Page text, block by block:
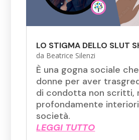
LO STIGMA DELLO SLUT
da Beatrice Silenzi
È una gogna sociale
donne per aver
di condotta non scritti,
profondamente
società.
LEGGI TUTTO